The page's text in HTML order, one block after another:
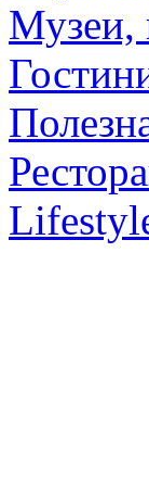
Музеи,